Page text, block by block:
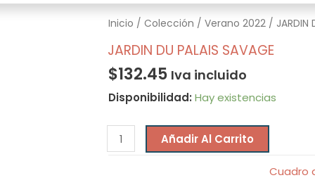
Inicio / Colección / Verano 2022/ JARDIN
JARDIN DU PALAIS SAVAGE
$132.45 Iva incluido
Disponibilidad: Hay existencias
JARDIN
DU
SAVAGE
cantidad
Añadir Al Carrito
Cuadro